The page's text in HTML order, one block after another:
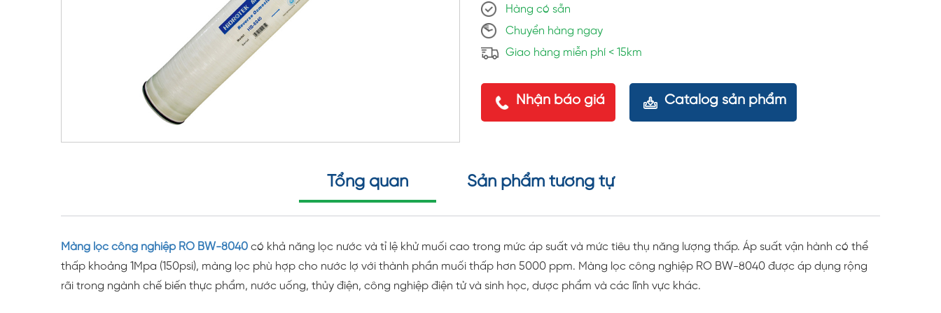
Hàng có sẵn
Chuyển hàng ngay
Giao hàng miễn phí < 15km
Nhận báo giá Catalog sản phẩm
Tổng quan Sản phẩm tương tự
Màng lọc công nghiệp RO BW-8040 có khả năng lọc nước và tỉ lệ khử muối cao trong mức áp suất và mức tiêu thụ năng lượng thấp. Áp suất vận hành có thể
thấp khoảng 1Mpa (150psi), màng lọc phù hợp cho nước lợ với thành phần muối thấp hơn 5000 ppm. Màng lọc công nghiệp RO BW-8040 được áp dụng rộng
rãi trong ngành chế biến thực phẩm, nước uống, thủy điện, công nghiệp điện tử và sinh học, dược phẩm và các lĩnh vực khác.